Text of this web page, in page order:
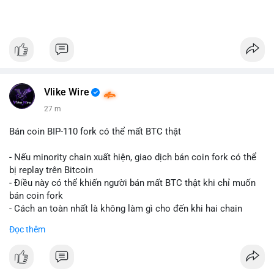
Vlike Wire
27 m
Bán coin BIP-110 fork có thể mất BTC thật
- Nếu minority chain xuất hiện, giao dịch bán coin fork có thể
bị replay trên Bitcoin
- Điều này có thể khiến người bán mất BTC thật khi chỉ muốn
bán coin fork
- Cách an toàn nhất là không làm gì cho đến khi hai chain
-#binancesquare
$btc
Đọc thêm